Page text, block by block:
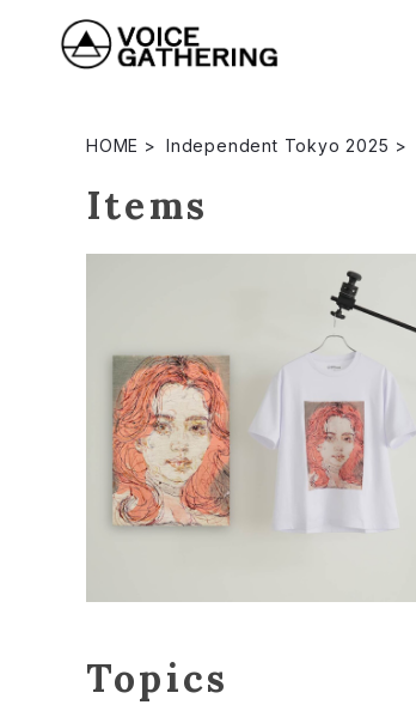
HOME Independent Tokyo 2025
Items
REI INABA / 稲葉 怜 「FACE_Oran
ge」ショートスリーブTシャツ
¥6,490
Topics